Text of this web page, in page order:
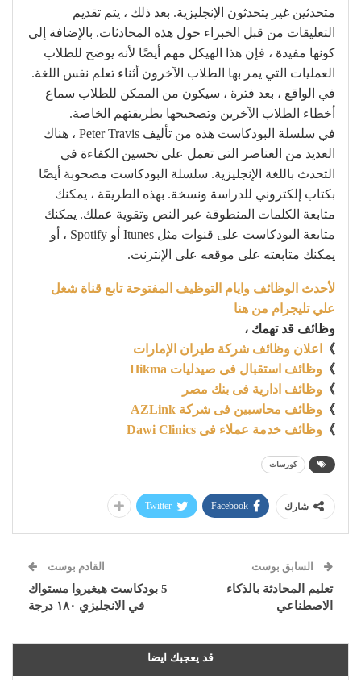
متحدثين غير يتحدثون الإنجليزية. بعد ذلك ، يتم تقديم
التعليقات من قبل الخبراء حول هذه المحادثات. بالإضافة إلى
كونها مفيدة ، فإن هذا الهيكل مهم أيضًا لأنه يوضح للطلاب
العمليات التي يمر بها الطلاب الآخرون أثناء تعلم نفس اللغة.
في الواقع ، بعد فترة ، سيكون من الممكن للطلاب سماع
أخطاء الطلاب الآخرين وتصحيحها بطريقتهم الخاصة.
في سلسلة البودكاست هذه من تأليف Peter Travis ، هناك
العديد من العناصر التي تعمل على تحسين الكفاءة في
التحدث باللغة الإنجليزية. سلسلة البودكاست مصحوبة أيضًا
بكتاب إلكتروني للدراسة ونسخة. بهذه الطريقة ، يمكنك
متابعة الكلمات المنطوقة عبر النص وتقوية عملك. يمكنك
متابعة البودكاست على قنوات مثل Itunes أو Spotify ، أو
يمكنك متابعته على موقعه على الإنترنت.
لأحدث الوظائف وايام التوظيف المفتوحة تابع قناة شغل
علي تليجرام من هنا
وظائف قد تهمك ،
》
اعلان وظائف شركة طيران الإمارات
》 وظائف استقبال فى صيدليات Hikma
》 وظائف ادارية فى بنك مصر
》 وظائف محاسبين فى شركة AZLink
》 وظائف خدمة عملاء فى Dawi Clinics
كورسات
شارك Facebook
Twitter
السابق بوست
تعليم المحادثة بالذكاء
الاصطناعي
القادم بوست
5 بودكاست هيغيروا مستواك
في الانجليزي ١٨٠ درجة
قد يعجبك ايضا